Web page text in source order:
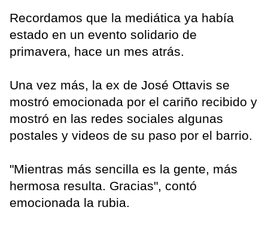
Recordamos que la mediática ya había
estado en un evento solidario de
primavera, hace un mes atrás.
Una vez más, la ex de José Ottavis se
mostró emocionada por el cariño recibido y
mostró en las redes sociales algunas
postales y videos de su paso por el barrio.
"Mientras más sencilla es la gente, más
hermosa resulta. Gracias", contó
emocionada la rubia.